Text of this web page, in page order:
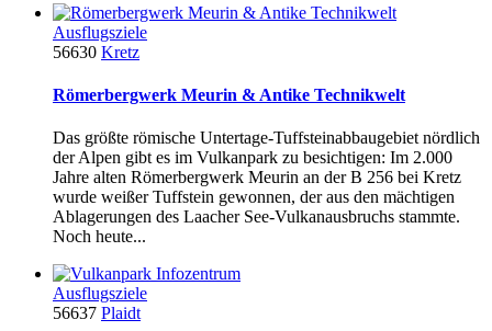
Ausflugsziele
56630 Kretz
Römerbergwerk Meurin & Antike Technikwelt
Das größte römische Untertage-Tuffsteinabbaugebiet nördlich
der Alpen gibt es im Vulkanpark zu besichtigen: Im 2.000
Jahre alten Römerbergwerk Meurin an der B 256 bei Kretz
wurde weißer Tuffstein gewonnen, der aus den mächtigen
Ablagerungen des Laacher See-Vulkanausbruchs stammte.
Noch heute...
Ausflugsziele
56637 Plaidt